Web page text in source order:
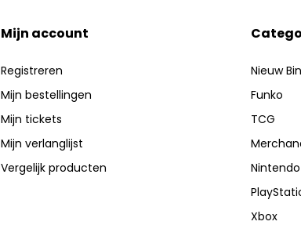
Mijn account
Registreren
Mijn bestellingen
Mijn tickets
Mijn verlanglijst
Vergelijk producten
Nieuw
Funko
TCG
Nintendo
Xbox